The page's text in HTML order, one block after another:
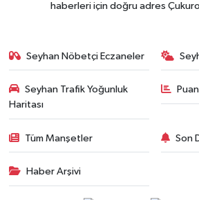
haberleri için doğru adres
Seyhan Nöbetçi Eczaneler
Seyhan Trafik Yoğunluk
Haritası
Tüm Manşetler Son
Haber Arşivi